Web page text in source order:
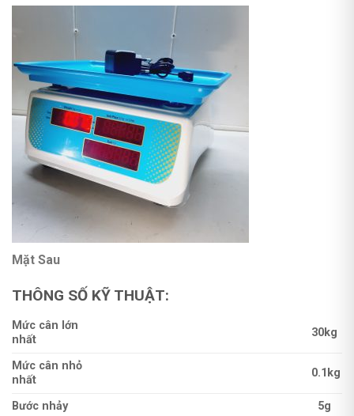
Mặt Sau
THÔNG SỐ KỸ THUẬT:
Mức cân lớn
nhất
30kg
Mức cân nhỏ
nhất
0.1kg
Bước nhảy 5g